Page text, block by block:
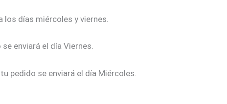
los días miércoles y viernes.
enviará el día Viernes.
pedido se enviará el día Miércoles.